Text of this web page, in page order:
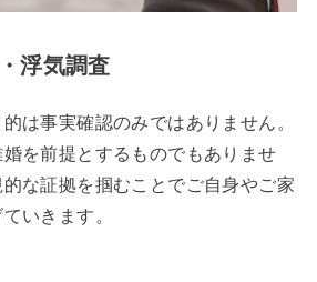
浮気調査
は事実確認のみではありません。
を前提とするものでもありませ
な証拠を掴むことでご自身やご家
いきます。